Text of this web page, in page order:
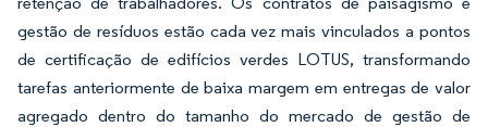
gestão de resíduos estão cada vez mais vinculados a pontos
de certificação de edifícios verdes LOTUS, transformando
tarefas anteriormente de baixa margem em entregas de valor
agregado dentro do tamanho do mercado de gestão de